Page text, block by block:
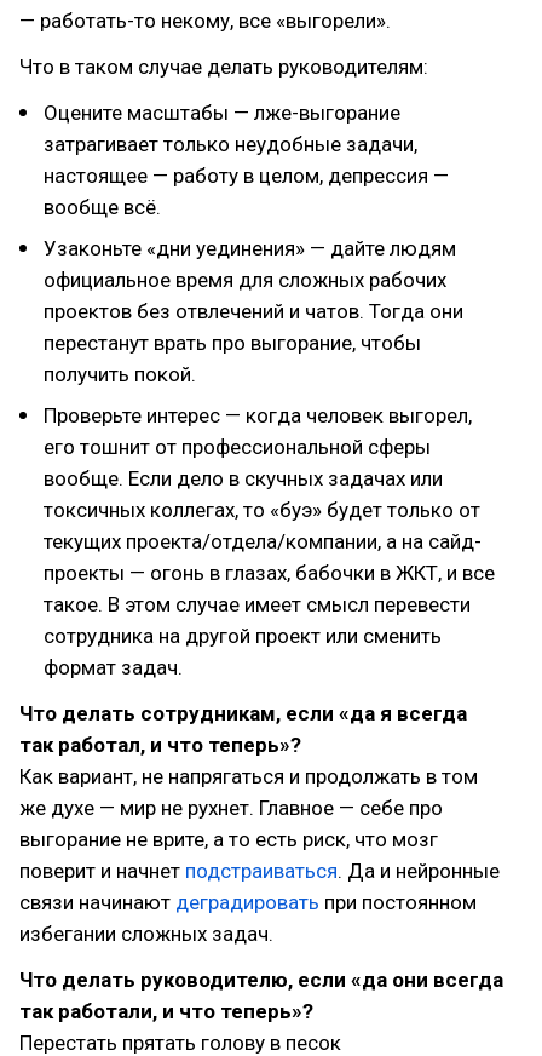
— работать-то некому, все «выгорели».
Что в таком случае делать руководителям:
Оцените масштабы — лже-выгорание
затрагивает только неудобные задачи,
настоящее — работу в целом, депрессия —
вообще всё.
Узаконьте «дни уединения» — дайте людям
официальное время для сложных рабочих
проектов без отвлечений и чатов. Тогда они
перестанут врать про выгорание, чтобы
получить покой.
Проверьте интерес — когда человек выгорел,
его тошнит от профессиональной сферы
вообще. Если дело в скучных задачах или
токсичных коллегах, то «буэ» будет только от
текущих проекта/отдела/компании, а на сайд-
проекты — огонь в глазах, бабочки в ЖКТ, и все
такое. В этом случае имеет смысл перевести
сотрудника на другой проект или сменить
формат задач.
Что делать сотрудникам, если «да я всегда
так работал, и что теперь»?
Как вариант, не напрягаться и продолжать в том
же духе — мир не рухнет. Главное — себе про
выгорание не врите, а то есть риск, что мозг
поверит и начнет подстраиваться. Да и нейронные
связи начинают деградировать при постоянном
избегании сложных задач.
Что делать руководителю, если «да они всегда
так работали, и что теперь»?
Перестать прятать голову в песок